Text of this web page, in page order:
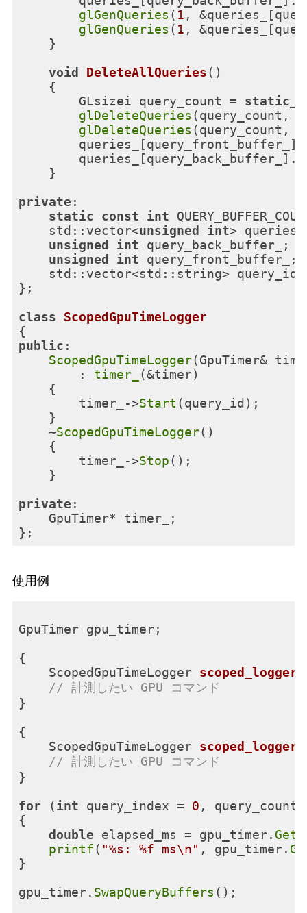
glGenQueries ( 1 ,
glGenQueries ( 1 ,
    }
void
DeleteAllQueries()
{
        GLsizei query_count =
glDeleteQueries (query_count,
glDeleteQueries (query_count,
        queries_[query_front_buffer_].
        queries_[query_back_buffer_].
    }
private :
static
const int
    std::vector<
unsigned int>
unsigned
int query_back_buffer_;
unsigned
int query_front_buffer_;
std::vector<std::string>
};
class
ScopedGpuTimeLogger
{
public :
ScopedGpuTimeLogger(GpuTimer&
        :
timer_
(&timer)
    {
        timer_->
Start (query_id);
    }
    ~
ScopedGpuTimeLogger()
    {
        timer_->
Stop();
    }
private :
    GpuTimer* timer_;
使用例
GpuTimer gpu_timer;
{
ScopedGpuTimeLogger scoped_logger
// 計測したい GPU コマンド
}
{
ScopedGpuTimeLogger scoped_logger
// 計測したい GPU コマンド
}
for (int query_index = 0 , query_count
{
double elapsed_ms = gpu_timer.
printf( "%s: %f ms\n" , gpu_timer.
}
gpu_timer. SwapQueryBuffers ();